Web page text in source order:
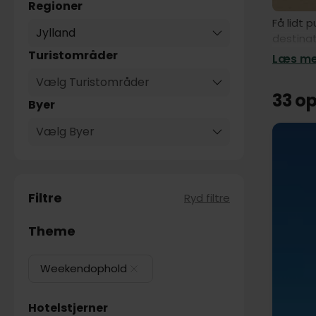
Regioner
Jylland
Turistområder
Vælg Turistområder
Byer
Vælg Byer
Filtre Ryd filtre
Theme
Weekendophold
Hotelstjerner
Få lidt
bredt
klitter
og stå
er der
oplagt
Læs
33